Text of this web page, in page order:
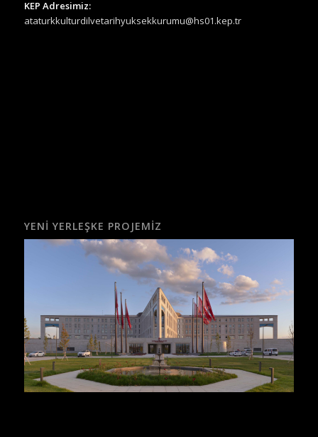
KEP Adresimiz:
ataturkkulturdilvetarihyuksekkurumu@hs01.kep.tr
YENI YERLEŞKE PROJEMIZ